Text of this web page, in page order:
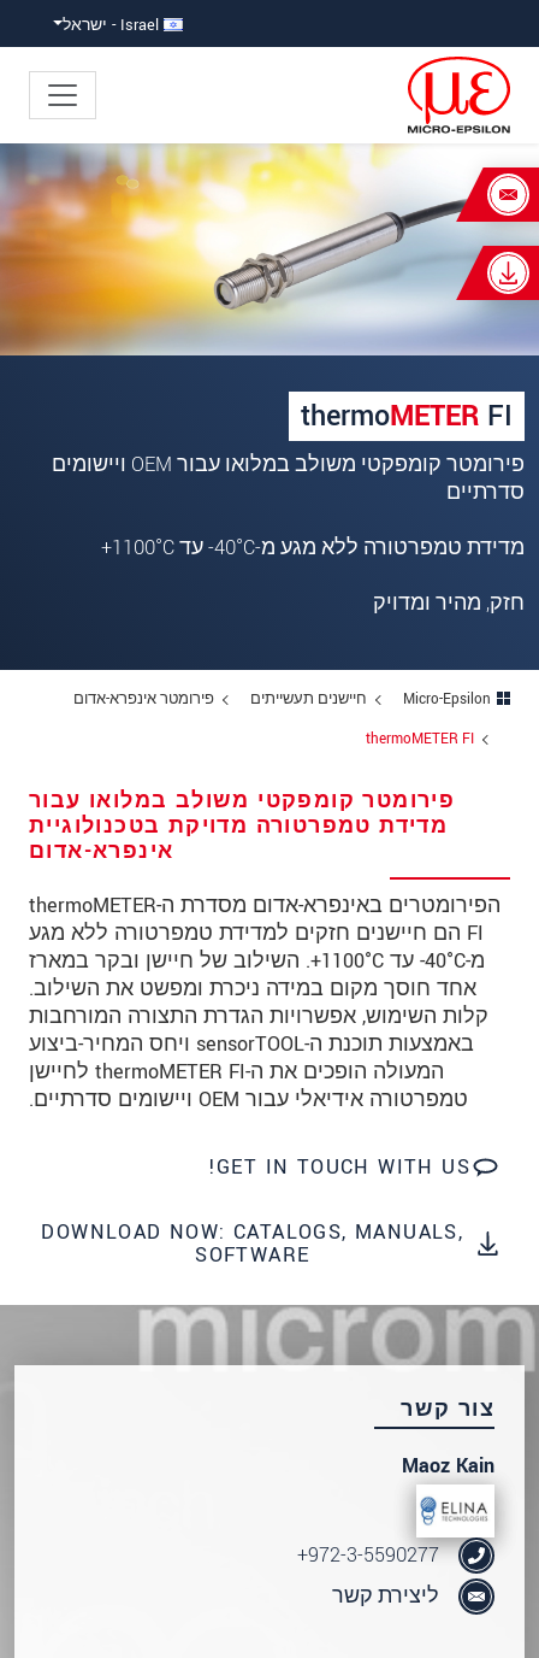
Israel - ישראל
thermoMETER FI
פירומטר קומפקטי משולב במלואו עבור OEM ויישומים
סדרתיים
מדידת טמפרטורה ללא מגע מ-40°C‏- עד 1100°C‏+
חזק, מהיר ומדויק
Micro-Epsilon חיישנים תעשייתים
פירומטר אינפרא-אדום
thermoMETER FI
פירומטר קומפקטי משולב במלואו עבור
מדידת טמפרטורה מדויקת בטכנולוגיית
אינפרא-אדום
הפירומטרים באינפרא-אדום מסדרת ה-thermoMETER
FI הם חיישנים חזקים למדידת טמפרטורה ללא מגע
מ-40°C‏- עד 1100°C‏+. השילוב של חיישן ובקר במארז
אחד חוסך מקום במידה ניכרת ומפשט את השילוב.
קלות השימוש, אפשרויות הגדרת התצורה המורחבות
באמצעות תוכנת ה-sensorTOOL ויחס המחיר-ביצוע
המעולה הופכים את ה-thermoMETER FI לחיישן
טמפרטורה אידיאלי עבור OEM ויישומים סדרתיים.
GET IN TOUCH WITH US!
DOWNLOAD NOW: CATALOGS, MANUALS,
SOFTWARE
צור קשר
Maoz Kain
972-3-5590277+
ליצירת קשר
×
Your request for: thermoMETER FI
כותרת*
שם פרטי
שם משפחה*
שם חברה*
כתובת
מיקוד
עיר*
טלפון
Message
*
* שדות חובה
אנו מתייחסים למידע בחסיון רב. אנא קרא את
הצהרת הפרטיות שלנו (באנגלית).
שלח הודעה